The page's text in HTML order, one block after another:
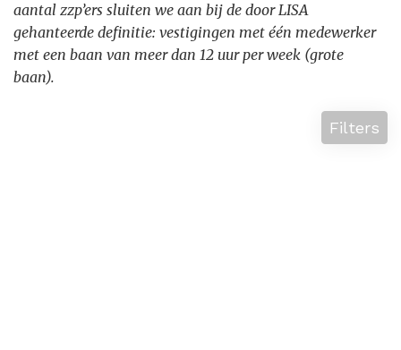
aantal zzp’ers sluiten we aan bij de door LISA
gehanteerde definitie: vestigingen met één medewerker
met een baan van meer dan 12 uur per week (grote
baan).
Filters